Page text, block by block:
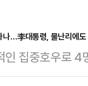
나…李대통령, 물난리에
인 집중호우로
식 국회의장, 김